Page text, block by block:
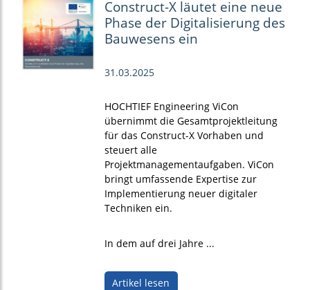
Construct-X läutet eine neue
Phase der Digitalisierung des
Bauwesens ein
31.03.2025
HOCHTIEF Engineering ViCon
übernimmt die Gesamtprojektleitung
für das Construct-X Vorhaben und
steuert alle
Projektmanagementaufgaben. ViCon
bringt umfassende Expertise zur
Implementierung neuer digitaler
Techniken ein.
In dem auf drei Jahre ...
Artikel lesen